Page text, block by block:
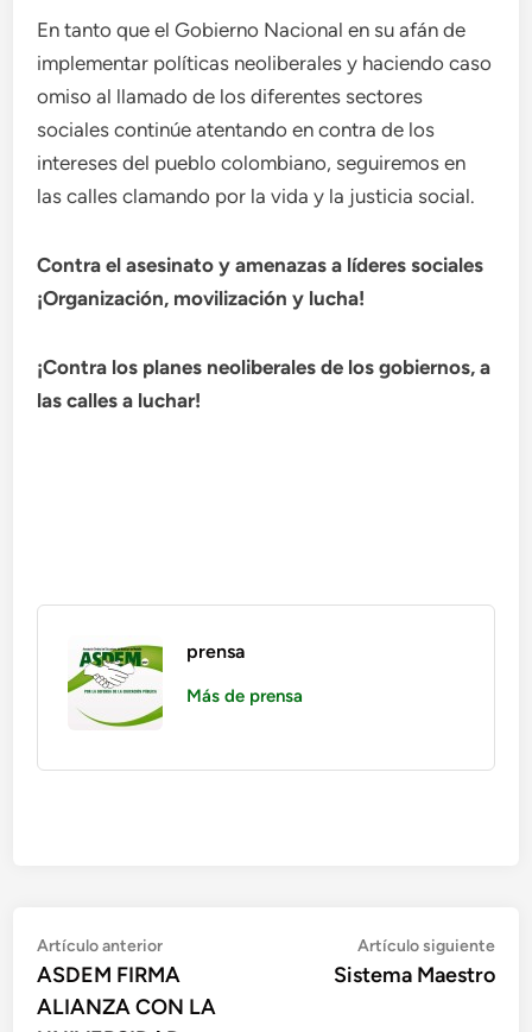
En tanto que el Gobierno Nacional en su afán de
implementar políticas neoliberales y haciendo caso
omiso al llamado de los diferentes sectores
sociales continúe atentando en contra de los
intereses del pueblo colombiano, seguiremos en
las calles clamando por la vida y la justicia social.
Contra el asesinato y amenazas a líderes sociales
¡Organización, movilización y lucha!
¡Contra los planes neoliberales de los gobiernos, a
las calles a luchar!
prensa
Más de prensa
Navegación
de
entradas
Artículo anteriorArtículo
anterior:
ASDEM FIRMA
ALIANZA CON LA
Artículo siguiente
Sistema Maestro